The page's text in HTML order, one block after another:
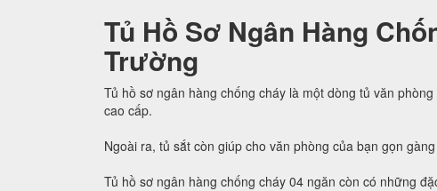
Tủ Hồ Sơ Ngân Hàng
Trường
Tủ hồ sơ ngân hàng chống cháy là một dòng tủ văn
cao cấp.
Ngoài ra, tủ sắt còn giúp cho văn phòng của bạn gọn
Tủ hồ sơ ngân hàng chống cháy 04 ngăn còn có những